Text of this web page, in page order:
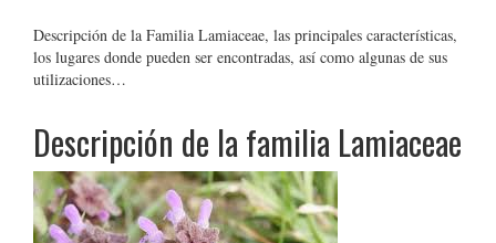
Descripción de la Familia Lamiaceae, las principales características,
los lugares donde pueden ser encontradas, así como algunas de sus
utilizaciones…
Descripción de la familia Lamiaceae